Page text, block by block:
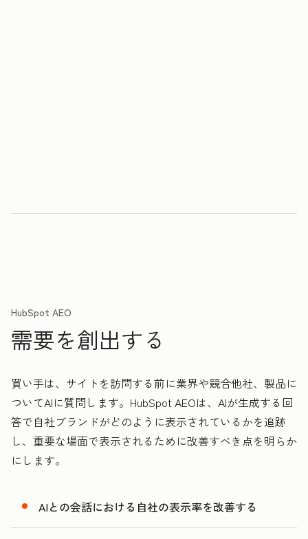
HubSpot AEO
需要を創出する
買い手は、サイトを訪問する前に業界や競合他社、製品に
ついてAIに質問します。HubSpot AEOは、AIが生成する回
答で自社ブランドがどのように表示されているかを追跡
し、重要な場面で表示されるために改善すべき点を明らか
にします。
AIとの会話における自社の表示率を改善する